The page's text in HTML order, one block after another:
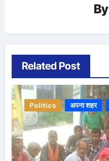
By
Related Post
Politics अपना शहर